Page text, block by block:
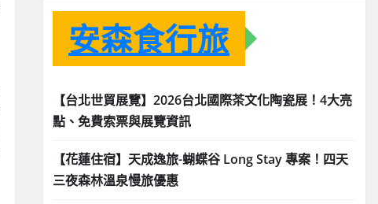
安森食行旅
【台北世貿展覽】2026台北國際茶文化陶瓷展！4大亮
點、免費索票與展覽資訊
【花蓮住宿】天成逸旅-蝴蝶谷 Long Stay 專案！四天
三夜森林溫泉慢旅優惠